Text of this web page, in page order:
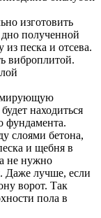
изготовить
полученной
песка и отсева.
виброплитой.
находиться
фундамента.
слоями бетона,
и щебня в
не нужно
Даже лучше, если
ворот. Так
пола в